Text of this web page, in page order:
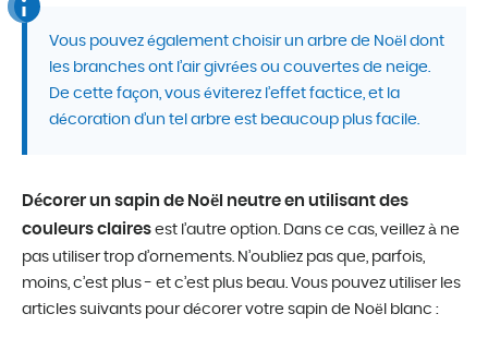
Vous pouvez également choisir un arbre de Noël dont
les branches ont l’air givrées ou couvertes de neige.
De cette façon, vous éviterez l’effet factice, et la
décoration d’un tel arbre est beaucoup plus facile.
Décorer un sapin de Noël neutre en utilisant des
couleurs claires est l’autre option. Dans ce cas, veillez à ne
pas utiliser trop d’ornements. N’oubliez pas que, parfois,
moins, c’est plus - et c’est plus beau. Vous pouvez utiliser les
articles suivants pour décorer votre sapin de Noël blanc :